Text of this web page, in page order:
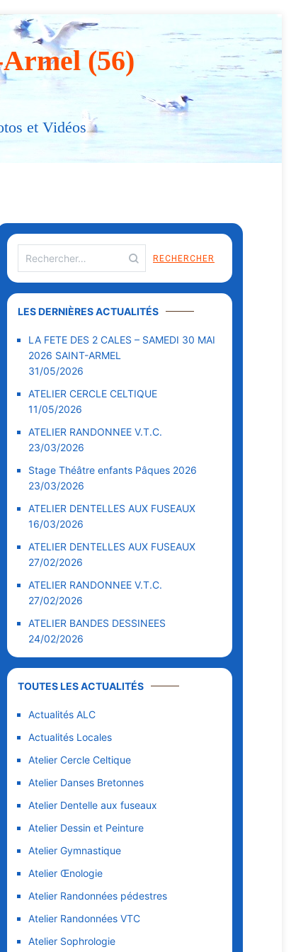
(56)
et Vidéos
LES DERNIÈRES ACTUALITÉS
LA FETE DES 2 CALES – SAMEDI 30 MAI
2026 SAINT-ARMEL
31/05/2026
ATELIER CERCLE CELTIQUE
11/05/2026
ATELIER RANDONNEE V.T.C.
23/03/2026
Stage Théâtre enfants Pâques 2026
23/03/2026
ATELIER DENTELLES AUX FUSEAUX
16/03/2026
ATELIER DENTELLES AUX FUSEAUX
27/02/2026
ATELIER RANDONNEE V.T.C.
27/02/2026
ATELIER BANDES DESSINEES
24/02/2026
TOUTES LES ACTUALITÉS
Actualités ALC
Actualités Locales
Atelier Cercle Celtique
Atelier Danses Bretonnes
Atelier Dentelle aux fuseaux
Atelier Dessin et Peinture
Atelier Gymnastique
Atelier Œnologie
Atelier Randonnées pédestres
Atelier Randonnées VTC
Atelier Sophrologie